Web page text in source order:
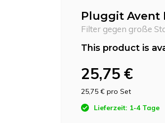
Pluggit Avent
Filter gegen große
This product is
25,75 €
25,75 € pro Set
Lieferzeit: 1-4 Tage